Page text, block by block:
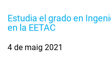
Estudia el grado en
en la EETAC
4 de maig 2021